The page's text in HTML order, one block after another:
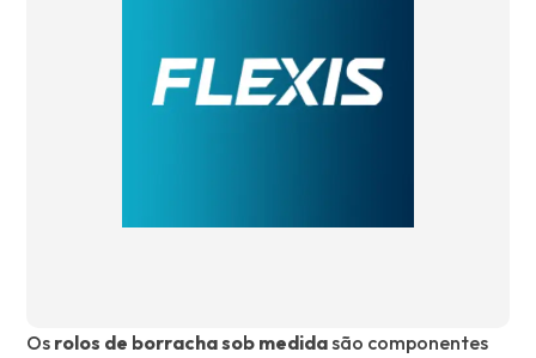
Os rolos de borracha sob medidasão componentes